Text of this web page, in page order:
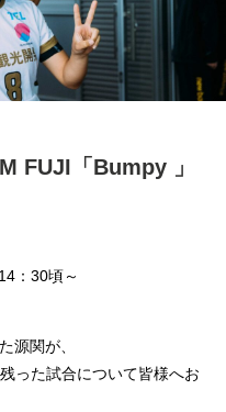
FUJI「Bumpy 」
：30頃～
源関が、
った試合について皆様へお